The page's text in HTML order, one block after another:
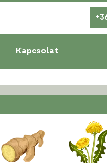
Kapcsolat